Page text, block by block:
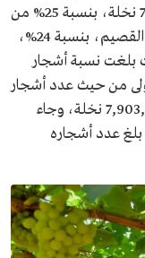
أشجار النخيل، إذ بلغ عددها نحو 7,924,947 نخلة، بنسبة 25% من
إجمالي عدد النخيل في المملكة، تليها منطقة القصيم، بنسبة 24%،
بلغت نسبة أشجار
الأولى من حيث عدد أشجار
النخيل بالمملكة، حيث بلغ عدد أشجاره 7,903,510 نخلة، وجاء
بلغ عدد أشجاره